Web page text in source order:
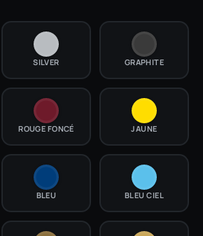
SILVER GRAPHITE
ROUGE FONCÉ JAUNE
BLEU BLEU CIEL